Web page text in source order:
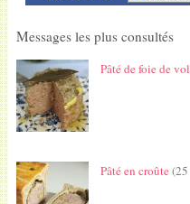
Messages les plus consultés
Pâté de foie de
Pâté en croûte